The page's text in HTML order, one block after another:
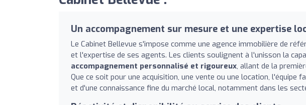
Un accompagnement sur mesure et une expertise
Le Cabinet Bellevue s'impose comme une agence immobilière de
et l'expertise de ses agents. Les clients soulignent à l'unisson la
accompagnement personnalisé et rigoureux, allant de la
Que ce soit pour une acquisition, une vente ou une location, l'équipe
et d'une connaissance fine du marché local, notamment dans les